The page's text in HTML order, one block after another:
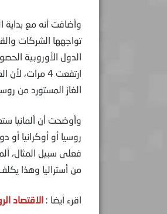
وأضافت أنه مع بداية
تواجهها الشركات
الدول الأوروبية
الغاز المستورد من
وأوضحت أن ألمانيا
روسيا أو أوكرانيا
فعلى سبيل المثال،
من أستراليا وهذا
اقرء أيضا : الاقتصاد